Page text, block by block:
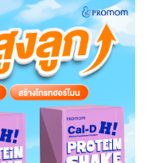
รี
าหารเสริมการเจริญเติบโต
ที่ดูดซึมได้สูงถึง 95%
D3+K2 เพื่อกระดูกแข็ง